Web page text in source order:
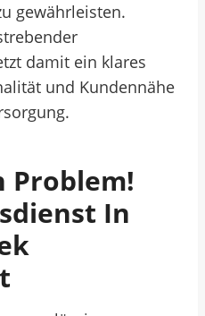
gewährleisten.
damit ein klares
und Kundennähe
Problem!
In